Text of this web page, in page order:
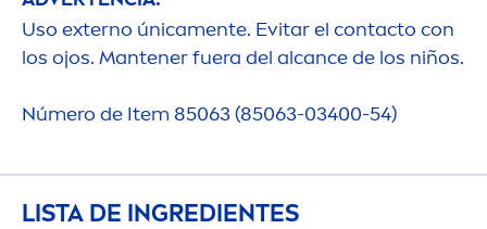
Uso externo únicamente. Evitar el contacto con
los ojos. Mantener fuera del alcance de los niños.
Número de Item 85063 (85063-03400-54)
LISTA DE INGREDIENTES